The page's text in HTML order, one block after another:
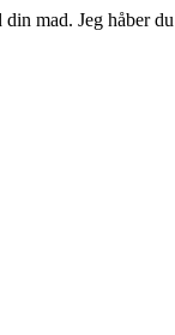
mad. Jeg